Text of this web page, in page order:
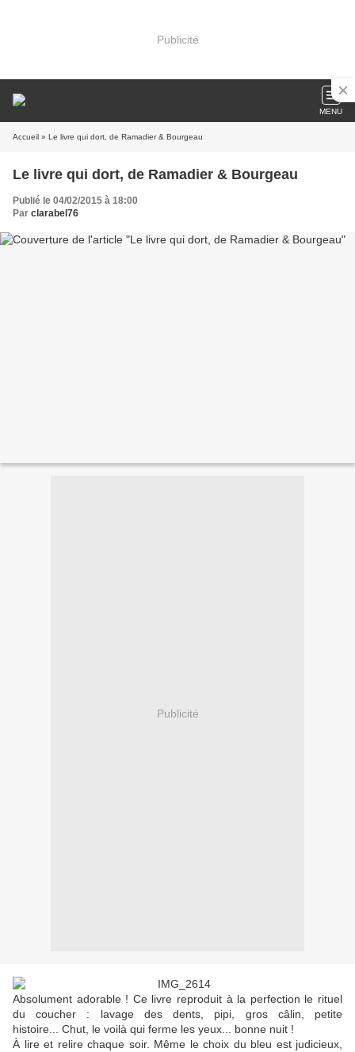
Publicité
MENU
Accueil » Le livre qui dort, de Ramadier & Bourgeau
Le livre qui dort, de Ramadier & Bourgeau
Publié le 04/02/2015 à 18:00
Par clarabel76
Publicité
Absolument adorable ! Ce livre reproduit à la perfection le rituel
du coucher : lavage des dents, pipi, gros câlin, petite
histoire... Chut, le voilà qui ferme les yeux... bonne nuit !
À lire et relire chaque soir. Même le choix du bleu est judicieux,